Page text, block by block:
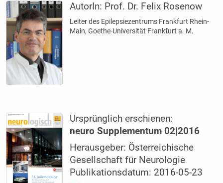
AutorIn: Prof. Dr. Felix Rosenow
Leiter des Epilepsiezentrums Frankfurt Rhein-
Main, Goethe-Universität Frankfurt a. M.
Ursprünglich erschienen:
neuro Supplementum 02|2016
Herausgeber: Österreichische
Gesellschaft für Neurologie
Publikationsdatum: 2016-05-23